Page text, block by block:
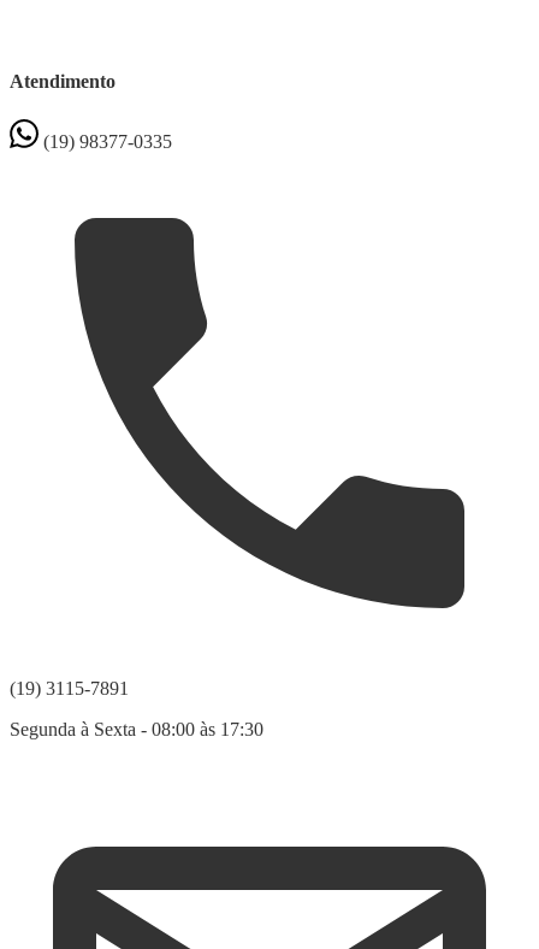
Atendimento
(19) 98377-0335
(19) 3115-7891
Segunda à Sexta - 08:00 às 17:30